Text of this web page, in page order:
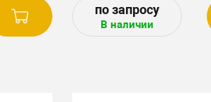
В наличии